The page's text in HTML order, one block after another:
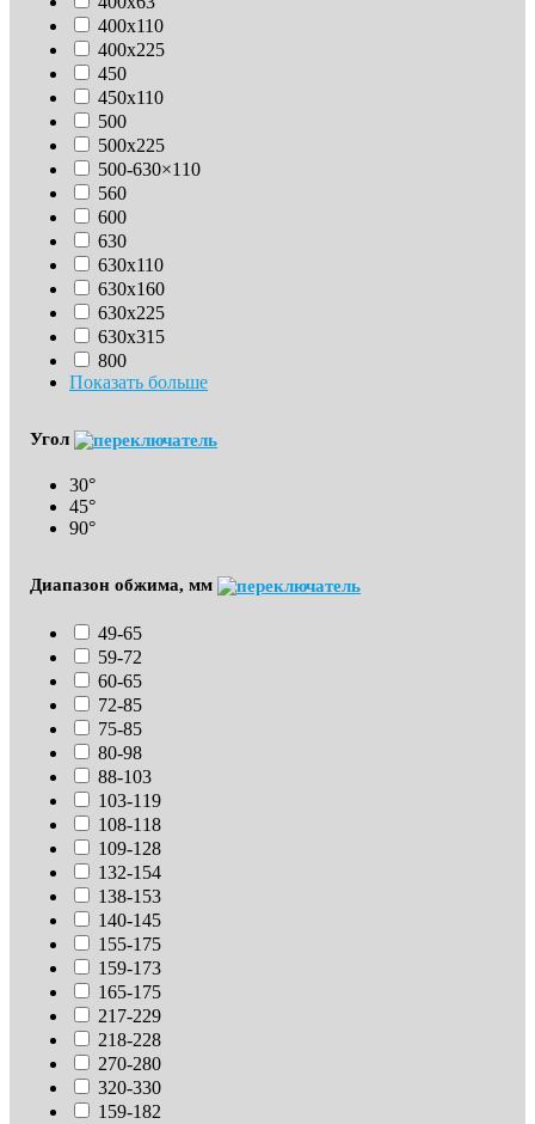
400х110
400х225
450
450х110
500
500х225
500-630×110
560
600
630
630х110
630x160
630х225
630х315
800
Показать больше
Угол
30°
45°
90°
Диапазон обжима, мм
49-65
59-72
60-65
72-85
75-85
80-98
88-103
103-119
108-118
109-128
132-154
138-153
140-145
155-175
159-173
165-175
217-229
218-228
270-280
320-330
159-182